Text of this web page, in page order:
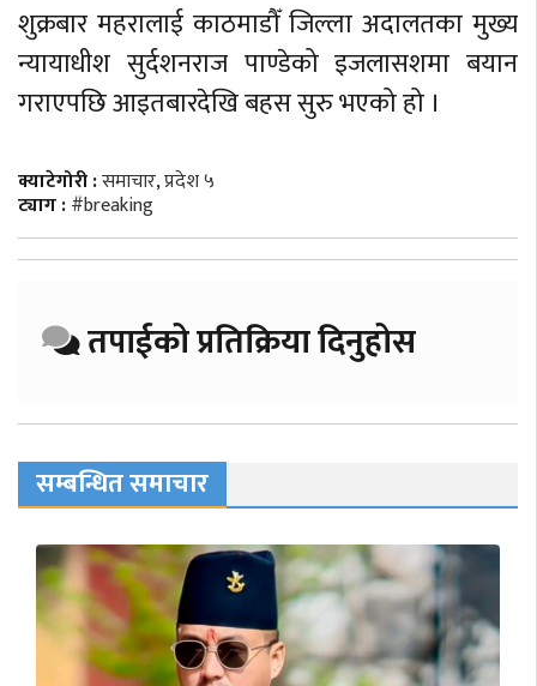
शुक्रबार महरालाई काठमाडौँ जिल्ला अदालतका मुख्य
न्यायाधीश सुर्दशनराज पाण्डेको इजलासशमा बयान
गराएपछि आइतबारदेखि बहस सुरु भएको हो ।
क्याटेगोरी :समाचार,प्रदेश ५
ट्याग :#breaking
तपाईको प्रतिक्रिया दिनुहोस
सम्बन्धित समाचार